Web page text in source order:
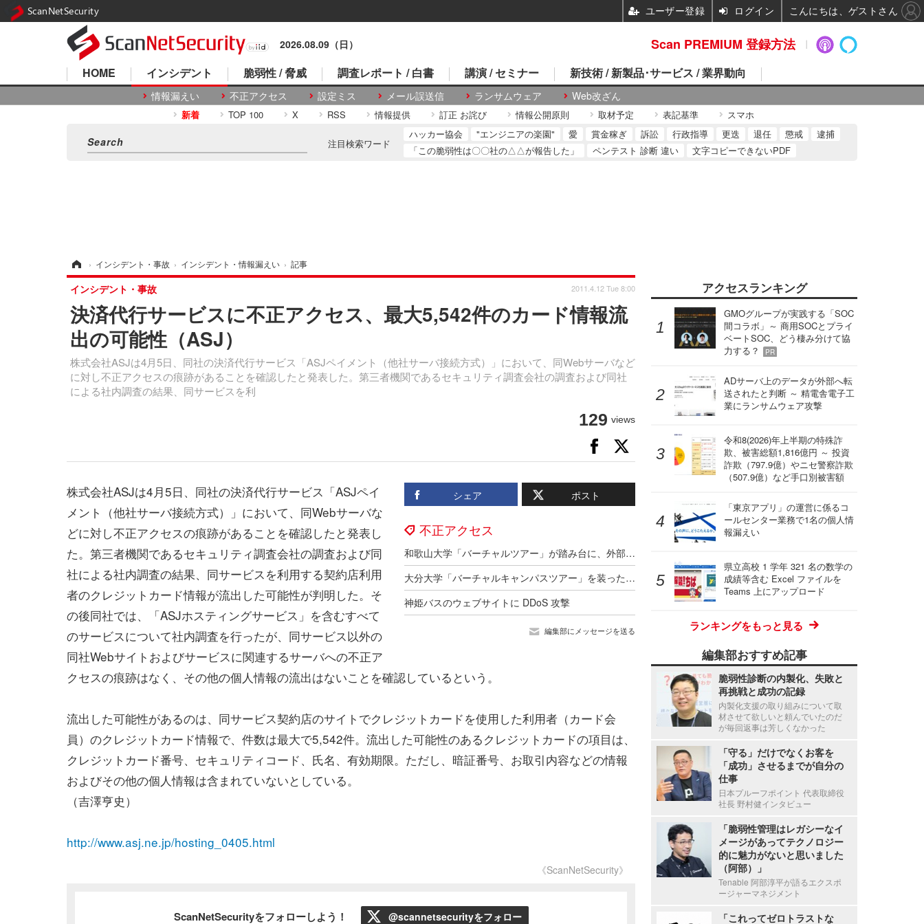
2026.08.09（日）
HOME インシデント
情報漏えい 不正アクセス 設定ミス メール誤送信 ランサムウェア Web改ざん
脆弱性 / 脅威 調査レポート / 白書 講演 / セミナー 新技術 / 新製品･サービス / 業界動向
新着 TOP 100 X RSS 情報提供 訂正 お詫び 情報公開原則 取材予定 表記基準 スマホ
注目検索ワード
ハッカー協会 "エンジニアの楽園" 愛 賞金稼ぎ 訴訟 行政指導 更迭 退任 懲戒
逮捕
「この脆弱性は〇〇社の△△が報告した」
ペンテスト 診断 違い 文字コピーできないPDF
› インシデント・事故 › インシデント・情報漏えい › 記事
決済代行サービスに不正アクセス、最大5,542件のカード情報流
出の可能性（ASJ）
株式会社ASJは4月5日、同社の決済代行サービス「ASJペイメント（他社サーバ接続方式）」において、同Webサーバなど
に対し不正アクセスの痕跡があることを確認したと発表した。第三者機関であるセキュリティ調査会社の調査および同社
による社内調査の結果、同サービスを利
インシデント・事故 2011.4.12 Tue 8:00
129 views
シェア ポスト
不正アクセス
和歌山大学「バーチャルツアー」が踏み台に、外部サイトに転送
大分大学「バーチャルキャンパスツアー」を装った不正なウェブページ表示、ソフトウェアの脆弱性を悪用
神姫バスのウェブサイトに DDoS 攻撃
編集部にメッセージを送る
株式会社ASJは4月5日、同社の決済代行サービス「ASJペイ
メント（他社サーバ接続方式）」において、同Webサーバな
どに対し不正アクセスの痕跡があることを確認したと発表し
た。第三者機関であるセキュリティ調査会社の調査および同
社による社内調査の結果、同サービスを利用する契約店利用
者のクレジットカード情報が流出した可能性が判明した。そ
の後同社では、「ASJホスティングサービス」を含むすべて
のサービスについて社内調査を行ったが、同サービス以外の
同社Webサイトおよびサービスに関連するサーバへの不正ア
クセスの痕跡はなく、その他の個人情報の流出はないことを確認しているという。
流出した可能性があるのは、同サービス契約店のサイトでクレジットカードを使用した利用者（カード会
員）のクレジットカード情報で、件数は最大で5,542件。流出した可能性のあるクレジットカードの項目は、
クレジットカード番号、セキュリティコード、氏名、有効期限。ただし、暗証番号、お取引内容などの情報
およびその他の個人情報は含まれていないとしている。
（吉澤亨史）
http://www.asj.ne.jp/hosting_0405.html
《ScanNetSecurity》
ScanNetSecurityをフォローしよう！ @scannetsecurityをフォロー
アクセスランキング
GMOグループが実践する「SOC
間コラボ」～ 商用SOCとプライ
ベートSOC、どう棲み分けて協
力する？
PR
ADサーバ上のデータが外部へ転
送されたと判断 ～ 精電舎電子工
業にランサムウェア攻撃
令和8(2026)年上半期の特殊詐
欺、被害総額1,816億円 ～ 投資
詐欺（797.9億）やニセ警察詐欺
（507.9億）など手口別被害額
「東京アプリ」の運営に係るコ
ールセンター業務で1名の個人情
報漏えい
県立高校 1 学年 321 名の数学の
成績等含む Excel ファイルを
Teams 上にアップロード
ランキングをもっと見る
編集部おすすめ記事
脆弱性診断の内製化、失敗と
再挑戦と成功の記録
内製化支援の取り組みについて取
材させて欲しいと頼んでいたのだ
が毎回返事は芳しくなかった
「守る」だけでなくお客を
「成功」させるまでが自分の
仕事
日本プルーフポイント 代表取締役
社長 野村健インタビュー
「脆弱性管理はレガシーなイ
メージがあってテクノロジー
的に魅力がないと思いました
（阿部）」
Tenable 阿部淳平が語るエクスポ
ージャーマネジメント
「これってゼロトラストな
Scan PREMIUM 登録方法
ScanNetSecurity ユーザー登録 ログイン こんにちは、ゲストさん